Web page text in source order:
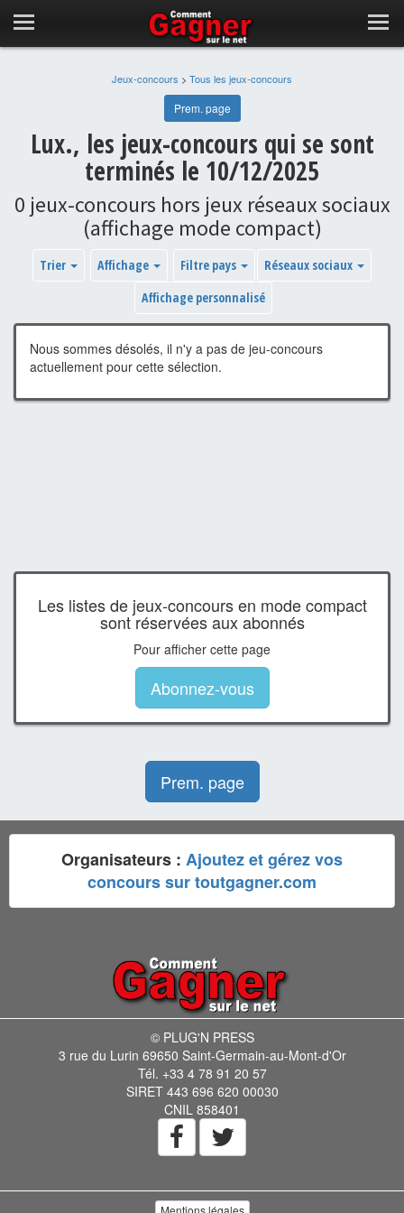
Jeux-concours > Tous les jeux-concours
Prem. page
Lux., les jeux-concours qui se sont
terminés le 10/12/2025
0 jeux-concours hors jeux réseaux sociaux
(affichage mode compact)
Trier Affichage Filtre pays
Réseaux sociaux
Affichage personnalisé
Nous sommes désolés, il n'y a pas de jeu-concours
actuellement pour cette sélection.
Les listes de jeux-concours en mode compact
sont réservées aux abonnés
Pour afficher cette page
Abonnez-vous
Prem. page
Organisateurs : Ajoutez et gérez vos
concours sur toutgagner.com
© PLUG'N PRESS
3 rue du Lurin 69650 Saint-Germain-au-Mont-d'Or
Tél. +33 4 78 91 20 57
SIRET 443 696 620 00030
CNIL 858401
Mentions légales